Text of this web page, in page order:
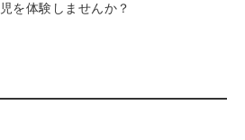
を体験しませんか？